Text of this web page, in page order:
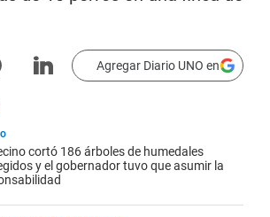
Agregar Diario UNO en
cortó 186 árboles de humedales
y el gobernador tuvo que asumir la